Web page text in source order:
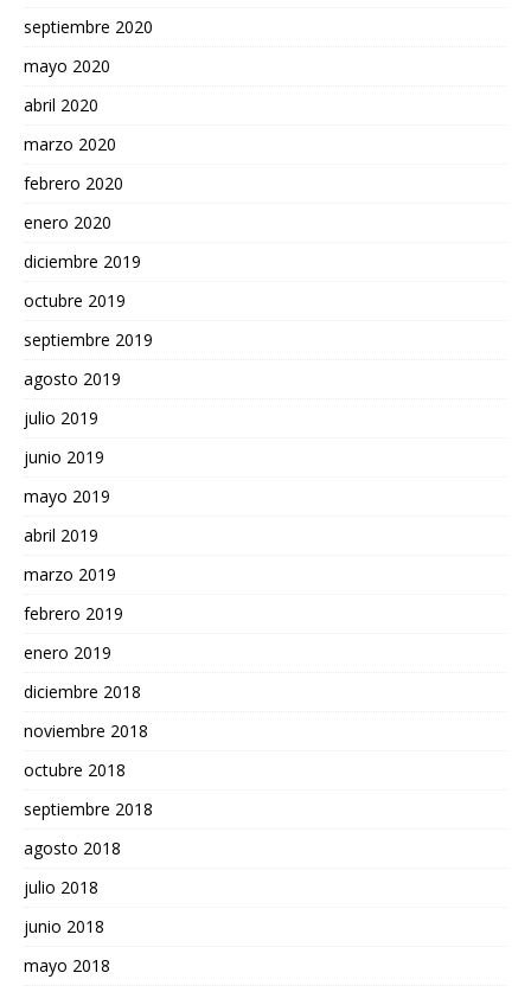
septiembre 2020
mayo 2020
abril 2020
marzo 2020
febrero 2020
enero 2020
diciembre 2019
octubre 2019
septiembre 2019
agosto 2019
julio 2019
junio 2019
mayo 2019
abril 2019
marzo 2019
febrero 2019
enero 2019
diciembre 2018
noviembre 2018
octubre 2018
septiembre 2018
agosto 2018
julio 2018
junio 2018
mayo 2018